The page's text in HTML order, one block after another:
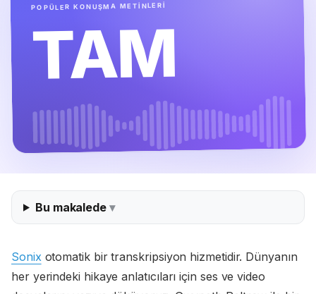
POPÜLER KONUŞMA METİNLERİ
TAM
Bu makalede
Sonix otomatik bir transkripsiyon hizmetidir. Dünyanın
her yerindeki hikaye anlatıcıları için ses ve video